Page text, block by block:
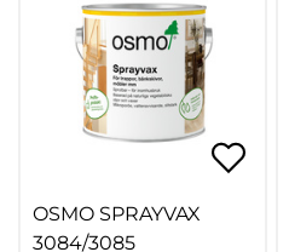
OSMO SPRAYVAX
3084/3085